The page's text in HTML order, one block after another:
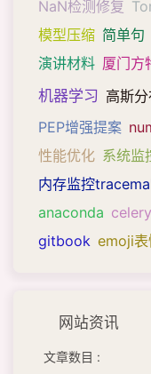
NaN检测修复
模型压缩 简单句
演讲材料 厦门方
机器学习 高斯
PEP增强提案
性能优化 系统监
内存监控
anaconda celery
gitbook emoji表
网站资讯
文章数目 :